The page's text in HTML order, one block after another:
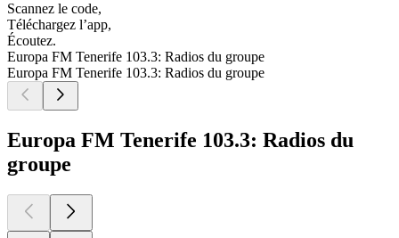
Scannez le code,
Téléchargez l’app,
Écoutez.
Europa FM Tenerife 103.3: Radios du groupe
Europa FM Tenerife 103.3: Radios du groupe
Europa FM Tenerife 103.3: Radios du
groupe